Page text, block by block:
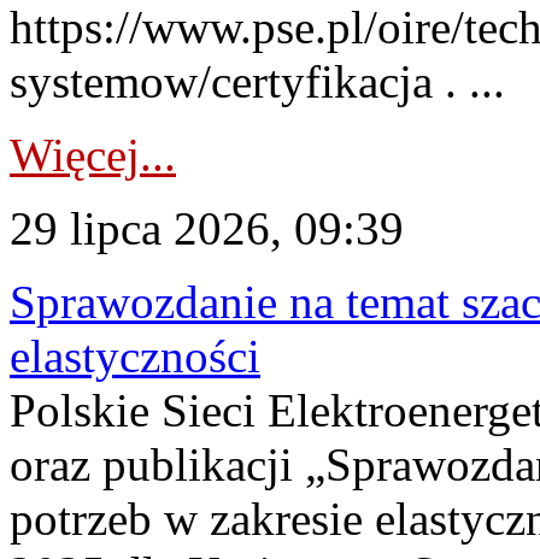
https://www.pse.pl/oire/
systemow/certyfikacja . ...
Więcej...
29 lipca 2026, 09:39
Sprawozdanie na temat
elastyczności
Polskie Sieci
oraz publikacji
potrzeb w zakresie